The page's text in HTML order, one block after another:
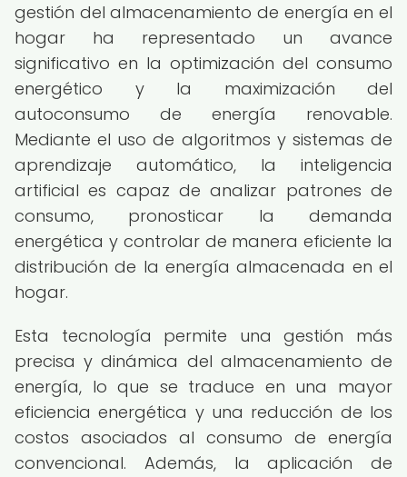
gestión del almacenamiento de energía en el
hogar ha representado un avance
significativo en la optimización del consumo
energético y la maximización del
autoconsumo de energía renovable.
Mediante el uso de algoritmos y sistemas de
aprendizaje automático, la inteligencia
artificial es capaz de analizar patrones de
consumo, pronosticar la demanda
energética y controlar de manera eficiente la
distribución de la energía almacenada en el
hogar.
Esta tecnología permite una gestión más
precisa y dinámica del almacenamiento de
energía, lo que se traduce en una mayor
eficiencia energética y una reducción de los
costos asociados al consumo de energía
convencional. Además, la aplicación de